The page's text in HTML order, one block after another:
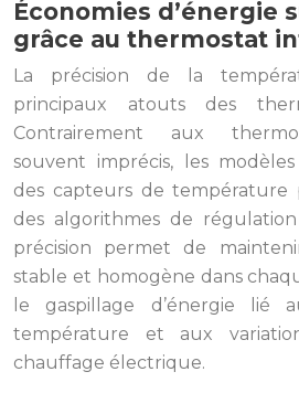
Économies d’énergie
grâce au thermostat
La précision de la
principaux atouts des
Contrairement aux
souvent imprécis, les
des capteurs de température
des algorithmes de
précision permet de
stable et homogène dans
le gaspillage d’énergie lié
température et aux
chauffage électrique.